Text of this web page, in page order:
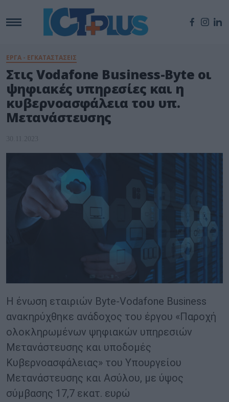
ΕΡΓΑ - ΕΓΚΑΤΑΣΤΑΣΕΙΣ
Στις Vodafone Business-Byte οι
ψηφιακές υπηρεσίες και η
κυβερνοασφάλεια του υπ.
Μετανάστευσης
30.11.2023
H ένωση εταιριών Byte-Vodafone Business
ανακηρύχθηκε ανάδοχος του έργου «Παροχή
ολοκληρωμένων ψηφιακών υπηρεσιών
Μετανάστευσης και υποδομές
Κυβερνοασφάλειας» του Υπουργείου
Μετανάστευσης και Ασύλου, με ύψος
σύμβασης 17,7 εκατ. ευρώ